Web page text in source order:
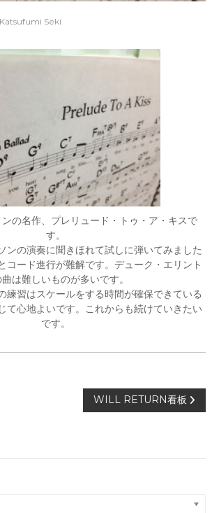
Katsufumi Seki
の名作、プレリュード・トゥ・ア・キスで
す。
ンの演奏に聞きほれて試しに弾いてみました
コード進行が難解です。デューク・エリント
曲は難しいものが多いです。
練習はスケールをする時間が確保できている
て心地よいです。これからも続けていきたい
です。
WILL RETURN看板